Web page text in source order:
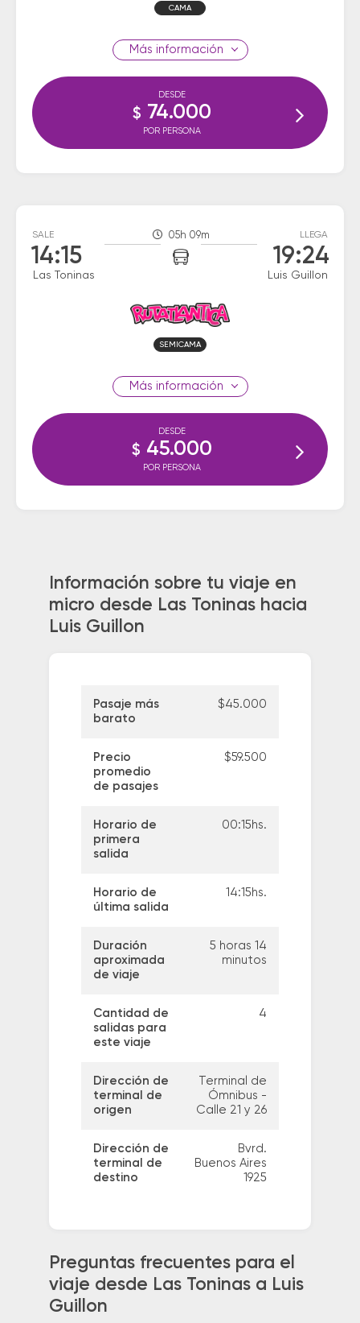
CAMA
información
DESDE
$ 74.000
POR PERSONA
SALE
14:15
Las Toninas
05h 09m LLEGA
19:24
Luis Guillon
SEMICAMA
información
DESDE
$ 45.000
POR PERSONA
Información sobre tu viaje en
micro desde Las Toninas hacia
Luis Guillon
Pasaje más
barato
$45.000
Precio
promedio
de pasajes
$59.500
Horario de
primera
salida
00:15hs.
Horario de
última salida
14:15hs.
Duración
aproximada
de viaje
5 horas 14
minutos
Cantidad de
salidas para
este viaje
4
Dirección de
terminal de
origen
Terminal de
Ómnibus -
Calle 21 y 26
Dirección de
terminal de
destino
Bvrd.
Buenos Aires
1925
Preguntas frecuentes para el
viaje desde Las Toninas a Luis
Guillon